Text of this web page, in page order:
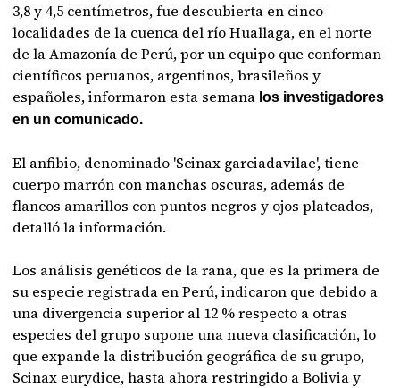
3,8 y 4,5 centímetros, fue descubierta en cinco
localidades de la cuenca del río Huallaga, en el norte
de la Amazonía de Perú, por un equipo que conforman
científicos peruanos, argentinos, brasileños y
españoles, informaron esta semana los investigadores
en un comunicado.
El anfibio, denominado 'Scinax garciadavilae', tiene
cuerpo marrón con manchas oscuras, además de
flancos amarillos con puntos negros y ojos plateados,
detalló la información.
Los análisis genéticos de la rana, que es la primera de
su especie registrada en Perú, indicaron que debido a
una divergencia superior al 12 % respecto a otras
especies del grupo supone una nueva clasificación, lo
que expande la distribución geográfica de su grupo,
Scinax eurydice, hasta ahora restringido a Bolivia y